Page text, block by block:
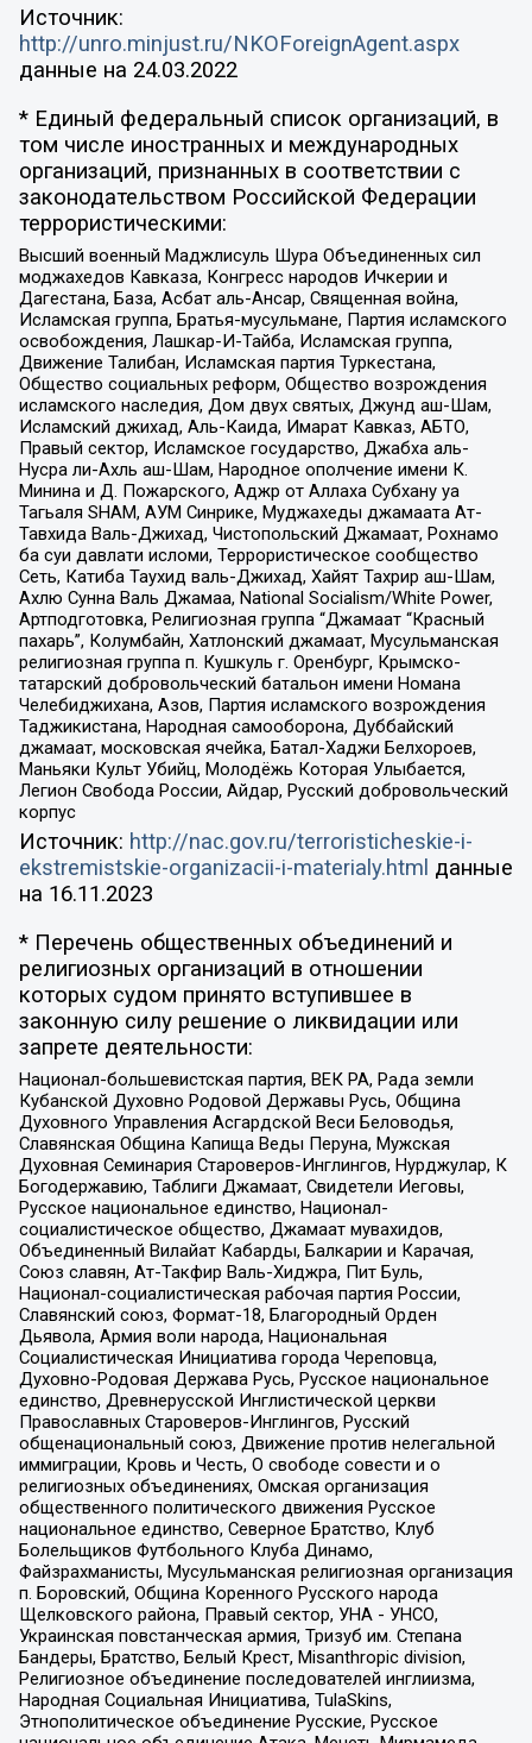
Источник:
http://unro.minjust.ru/NKOForeignAgent.aspx
данные на 24.03.2022
* Единый федеральный список организаций, в
том числе иностранных и международных
организаций, признанных в соответствии с
законодательством Российской Федерации
террористическими:
Высший военный Маджлисуль Шура Объединенных сил
моджахедов Кавказа, Конгресс народов Ичкерии и
Дагестана, База, Асбат аль-Ансар, Священная война,
Исламская группа, Братья-мусульмане, Партия исламского
освобождения, Лашкар-И-Тайба, Исламская группа,
Движение Талибан, Исламская партия Туркестана,
Общество социальных реформ, Общество возрождения
исламского наследия, Дом двух святых, Джунд аш-Шам,
Исламский джихад, Аль-Каида, Имарат Кавказ, АБТО,
Правый сектор, Исламское государство, Джабха аль-
Нусра ли-Ахль аш-Шам, Народное ополчение имени К.
Минина и Д. Пожарского, Аджр от Аллаха Субхану уа
Тагьаля SHAM, АУМ Синрике, Муджахеды джамаата Ат-
Тавхида Валь-Джихад, Чистопольский Джамаат, Рохнамо
ба суи давлати исломи, Террористическое сообщество
Сеть, Катиба Таухид валь-Джихад, Хайят Тахрир аш-Шам,
Ахлю Сунна Валь Джамаа, National Socialism/White Power,
Артподготовка, Религиозная группа “Джамаат “Красный
пахарь”, Колумбайн, Хатлонский джамаат, Мусульманская
религиозная группа п. Кушкуль г. Оренбург, Крымско-
татарский добровольческий батальон имени Номана
Челебиджихана, Азов, Партия исламского возрождения
Таджикистана, Народная самооборона, Дуббайский
джамаат, московская ячейка, Батал-Хаджи Белхороев,
Маньяки Культ Убийц, Молодёжь Которая Улыбается,
Легион Свобода России, Айдар, Русский добровольческий
корпус
Источник: http://nac.gov.ru/terroristicheskie-i-
ekstremistskie-organizacii-i-materialy.html данные
на 16.11.2023
* Перечень общественных объединений и
религиозных организаций в отношении
которых судом принято вступившее в
законную силу решение о ликвидации или
запрете деятельности:
Национал-большевистская партия, ВЕК РА, Рада земли
Кубанской Духовно Родовой Державы Русь, Община
Духовного Управления Асгардской Веси Беловодья,
Славянская Община Капища Веды Перуна, Мужская
Духовная Семинария Староверов-Инглингов, Нурджулар, К
Богодержавию, Таблиги Джамаат, Свидетели Иеговы,
Русское национальное единство, Национал-
социалистическое общество, Джамаат мувахидов,
Объединенный Вилайат Кабарды, Балкарии и Карачая,
Союз славян, Ат-Такфир Валь-Хиджра, Пит Буль,
Национал-социалистическая рабочая партия России,
Славянский союз, Формат-18, Благородный Орден
Дьявола, Армия воли народа, Национальная
Социалистическая Инициатива города Череповца,
Духовно-Родовая Держава Русь, Русское национальное
единство, Древнерусской Инглистической церкви
Православных Староверов-Инглингов, Русский
общенациональный союз, Движение против нелегальной
иммиграции, Кровь и Честь, О свободе совести и о
религиозных объединениях, Омская организация
общественного политического движения Русское
национальное единство, Северное Братство, Клуб
Болельщиков Футбольного Клуба Динамо,
Файзрахманисты, Мусульманская религиозная организация
п. Боровский, Община Коренного Русского народа
Щелковского района, Правый сектор, УНА - УНСО,
Украинская повстанческая армия, Тризуб им. Степана
Бандеры, Братство, Белый Крест, Misanthropic division,
Религиозное объединение последователей инглиизма,
Народная Социальная Инициатива, TulaSkins,
Этнополитическое объединение Русские, Русское